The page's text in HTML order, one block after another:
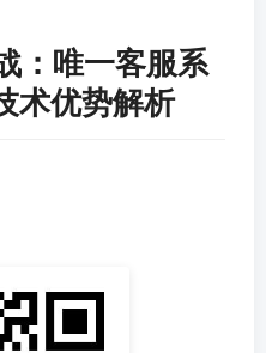
：唯一客服系
术优势解析